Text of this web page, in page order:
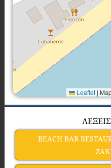
Leaflet |
BEACH BAR